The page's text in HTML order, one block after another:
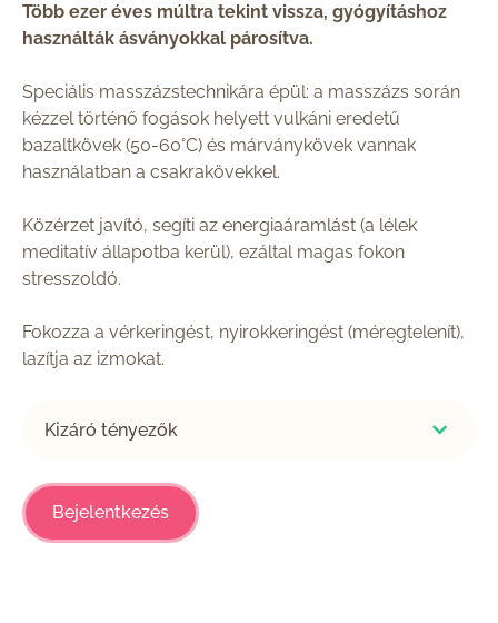
Több ezer éves múltra tekint vissza, gyógyításhoz
használták ásványokkal párosítva.
Speciális masszázstechnikára épül: a masszázs során
kézzel történő fogások helyett vulkáni eredetű
bazaltkövek (50-60°C) és márványkövek vannak
használatban a csakrakövekkel.
Közérzet javító, segíti az energiaáramlást (a lélek
meditatív állapotba kerül), ezáltal magas fokon
stresszoldó.
Fokozza a vérkeringést, nyirokkeringést (méregtelenít),
lazítja az izmokat.
Kizáró tényezők
Bejelentkezés